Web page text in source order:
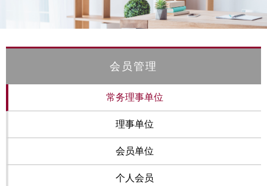
会员管理
常务理事单位
理事单位
会员单位
个人会员